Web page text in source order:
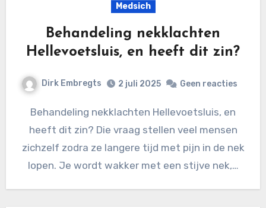
Medsich
Behandeling nekklachten
Hellevoetsluis, en heeft dit zin?
Dirk Embregts 2 juli 2025 Geen reacties
Behandeling nekklachten Hellevoetsluis, en
heeft dit zin? Die vraag stellen veel mensen
zichzelf zodra ze langere tijd met pijn in de nek
lopen. Je wordt wakker met een stijve nek,…